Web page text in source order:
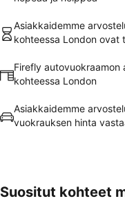
Asiakkaidemme
kohteessa London ovat
Firefly autovuokraamon
kohteessa London
Asiakkaidemme
vuokrauksen hinta
Suositut kohteet